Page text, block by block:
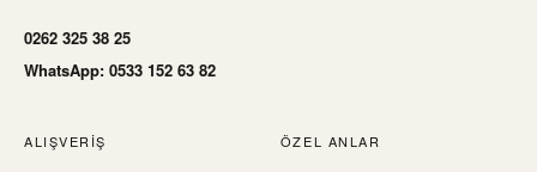
0262 325 38 25
WhatsApp: 0533 152 63 82
ALIŞVERIŞ ÖZEL ANLAR